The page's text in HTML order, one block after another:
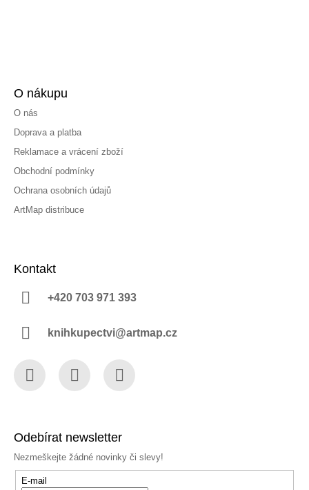
O nákupu
O nás
Doprava a platba
Reklamace a vrácení zboží
Obchodní podmínky
Ochrana osobních údajů
ArtMap distribuce
Kontakt
+420 703 971 393
knihkupectvi@artmap.cz
Odebírat newsletter
Nezmeškejte žádné novinky či slevy!
E-mail